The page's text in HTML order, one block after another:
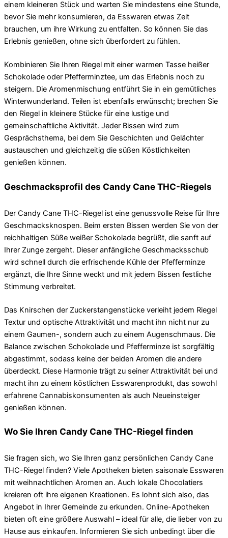
einem kleineren Stück und warten Sie mindestens eine Stunde,
bevor Sie mehr konsumieren, da Esswaren etwas Zeit
brauchen, um ihre Wirkung zu entfalten. So können Sie das
Erlebnis genießen, ohne sich überfordert zu fühlen.
Kombinieren Sie Ihren Riegel mit einer warmen Tasse heißer
Schokolade oder Pfefferminztee, um das Erlebnis noch zu
steigern. Die Aromenmischung entführt Sie in ein gemütliches
Winterwunderland. Teilen ist ebenfalls erwünscht; brechen Sie
den Riegel in kleinere Stücke für eine lustige und
gemeinschaftliche Aktivität. Jeder Bissen wird zum
Gesprächsthema, bei dem Sie Geschichten und Gelächter
austauschen und gleichzeitig die süßen Köstlichkeiten
genießen können.
Geschmacksprofil des Candy Cane THC-Riegels
Der Candy Cane THC-Riegel ist eine genussvolle Reise für Ihre
Geschmacksknospen. Beim ersten Bissen werden Sie von der
reichhaltigen Süße weißer Schokolade begrüßt, die sanft auf
Ihrer Zunge zergeht. Dieser anfängliche Geschmacksschub
wird schnell durch die erfrischende Kühle der Pfefferminze
ergänzt, die Ihre Sinne weckt und mit jedem Bissen festliche
Stimmung verbreitet.
Das Knirschen der Zuckerstangenstücke verleiht jedem Riegel
Textur und optische Attraktivität und macht ihn nicht nur zu
einem Gaumen-, sondern auch zu einem Augenschmaus. Die
Balance zwischen Schokolade und Pfefferminze ist sorgfältig
abgestimmt, sodass keine der beiden Aromen die andere
überdeckt. Diese Harmonie trägt zu seiner Attraktivität bei und
macht ihn zu einem köstlichen Esswarenprodukt, das sowohl
erfahrene Cannabiskonsumenten als auch Neueinsteiger
genießen können.
Wo Sie Ihren Candy Cane THC-Riegel finden
Sie fragen sich, wo Sie Ihren ganz persönlichen Candy Cane
THC-Riegel finden? Viele Apotheken bieten saisonale Esswaren
mit weihnachtlichen Aromen an. Auch lokale Chocolatiers
kreieren oft ihre eigenen Kreationen. Es lohnt sich also, das
Angebot in Ihrer Gemeinde zu erkunden. Online-Apotheken
bieten oft eine größere Auswahl – ideal für alle, die lieber von zu
Hause aus einkaufen. Informieren Sie sich unbedingt über die